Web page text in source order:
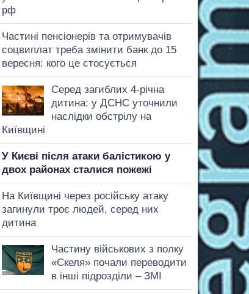
рф
Частині пенсіонерів та отримувачів
соцвиплат треба змінити банк до 15
вересня: кого це стосується
Серед загиблих 4-річна
дитина: у ДСНС уточнили
наслідки обстрілу на
Київщині
У Києві після атаки балістикою у
двох районах сталися пожежі
На Київщині через російську атаку
загинули троє людей, серед них
дитина
Частину військових з полку
«Скеля» почали переводити
в інші підрозділи – ЗМІ